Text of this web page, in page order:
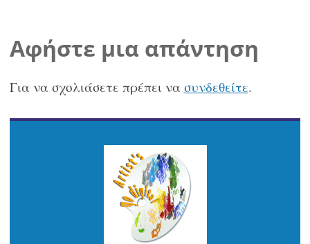
Αφήστε μια απάντηση
Για να σχολιάσετε πρέπει να συνδεθείτε.